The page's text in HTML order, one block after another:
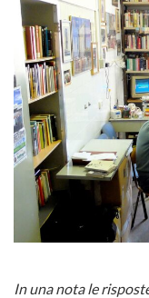
In una nota le